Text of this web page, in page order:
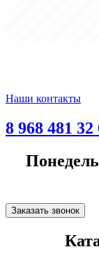
Наши контакты
8 968 481 32
Заказать звонок